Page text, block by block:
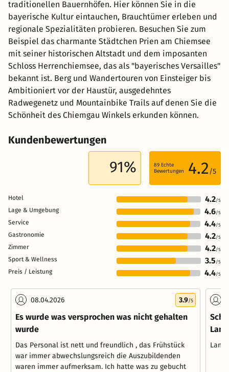
traditionellen Bauernhöfen. Hier können Sie in die
bayerische Kultur eintauchen, Brauchtümer erleben und
regionale Spezialitäten probieren. Besuchen Sie zum
Beispiel das charmante Städtchen Prien am Chiemsee
mit seiner historischen Altstadt und dem imposanten
Schloss Herrenchiemsee, das als "bayerisches Versailles"
bekannt ist. Berg und Wandertouren von Einsteiger bis
Ambitioniert vor der Haustür, ausgedehntes
Radwegenetz und Mountainbike Trails auf denen Sie die
Schönheit des Chiemgau Winkels erkunden können.
Kundenbewertungen
91% 89 Echte
Bewertungen
4.2 /5
Hotel 4.2/5
Lage & Umgebung 4.6/5
Service 4.4/5
Gastronomie 4.2/5
Zimmer 4.2/5
Sport & Wellness 3.5 /5
Preis / Leistung 4.4/5
08.04.2026 3.9/5
Es wurde was versprochen was nicht gehalten
wurde
Das Personal ist nett und freundlich , das Frühstück
war immer abwechslungsreich die Auszubildenden
waren immer aufmerksam. Ich hatte was zu gebucht